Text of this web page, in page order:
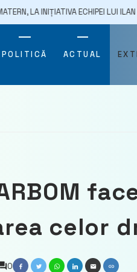
ECHIPEI LUI ILAN ȘOR ȘI A
POLITICĂ ACTUAL
celor
0